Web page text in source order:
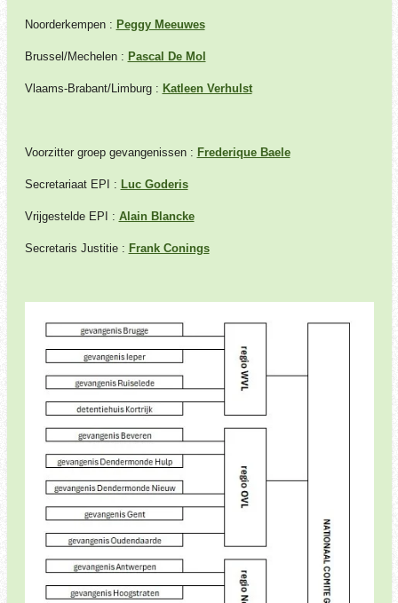
Noorderkempen : Peggy Meeuwes
Brussel/Mechelen : Pascal De Mol
Vlaams-Brabant/Limburg : Katleen Verhulst
Voorzitter groep gevangenissen : Frederique Baele
Secretariaat EPI : Luc Goderis
Vrijgestelde EPI : Alain Blancke
Secretaris Justitie : Frank Conings